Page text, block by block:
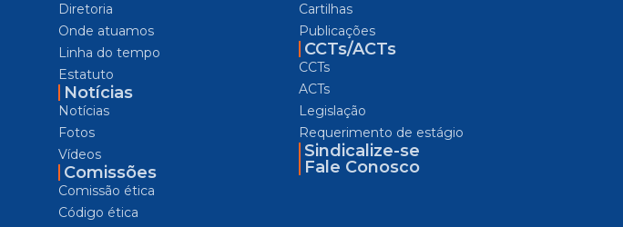
Diretoria
Onde atuamos
Linha do tempo
Estatuto
Notícias
Notícias
Fotos
Vídeos
Comissões
Comissão ética
Código ética
Cartilhas
Publicações
CCTs/ACTs
CCTs
ACTs
Legislação
Requerimento de estágio
Sindicalize-se
Fale Conosco